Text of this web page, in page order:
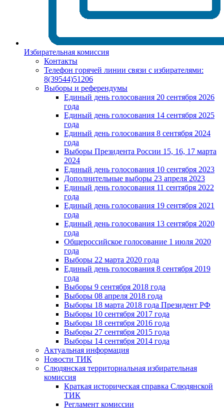
Избирательная комиссия
Контакты
Телефон горячей линии связи с избирателями:
8(39544)51206
Выборы и референдумы
Единый день голосования 20 сентября 2026
года
Единый день голосования 14 сентября 2025
года
Единый день голосования 8 сентября 2024
года
Выборы Президента России 15, 16, 17 марта
2024
Единый день голосования 10 сентября 2023
Дополнительные выборы 23 апреля 2023
Единый день голосования 11 сентября 2022
года
Единый день голосования 19 сентября 2021
года
Единый день голосования 13 сентября 2020
года
Общероссийское голосование 1 июля 2020
года
Выборы 22 марта 2020 года
Единый день голосования 8 сентября 2019
года
Выборы 9 сентября 2018 года
Выборы 08 апреля 2018 года
Выборы 18 марта 2018 года Президент РФ
Выборы 10 сентября 2017 года
Выборы 18 сентября 2016 года
Выборы 27 сентября 2015 года
Выборы 14 сентября 2014 года
Актуальная информация
Новости ТИК
Слюдянская территориальная избирательная
комиссия
Краткая историческая справка Слюдянской
ТИК
Регламент комиссии